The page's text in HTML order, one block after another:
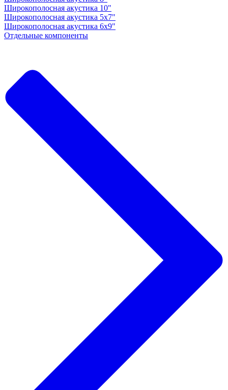
Широкополосная акустика 10"
Широкополосная акустика 5х7"
Широкополосная акустика 6х9"
Отдельные компоненты